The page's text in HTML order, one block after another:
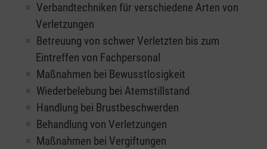
Verbandtechniken für verschiedene Arten von
Verletzungen
Betreuung von schwer Verletzten bis zum
Eintreffen von Fachpersonal
Maßnahmen bei Bewusstlosigkeit
Wiederbelebung bei Atemstillstand
Handlung bei Brustbeschwerden
Behandlung von Verletzungen
Maßnahmen bei Vergiftungen